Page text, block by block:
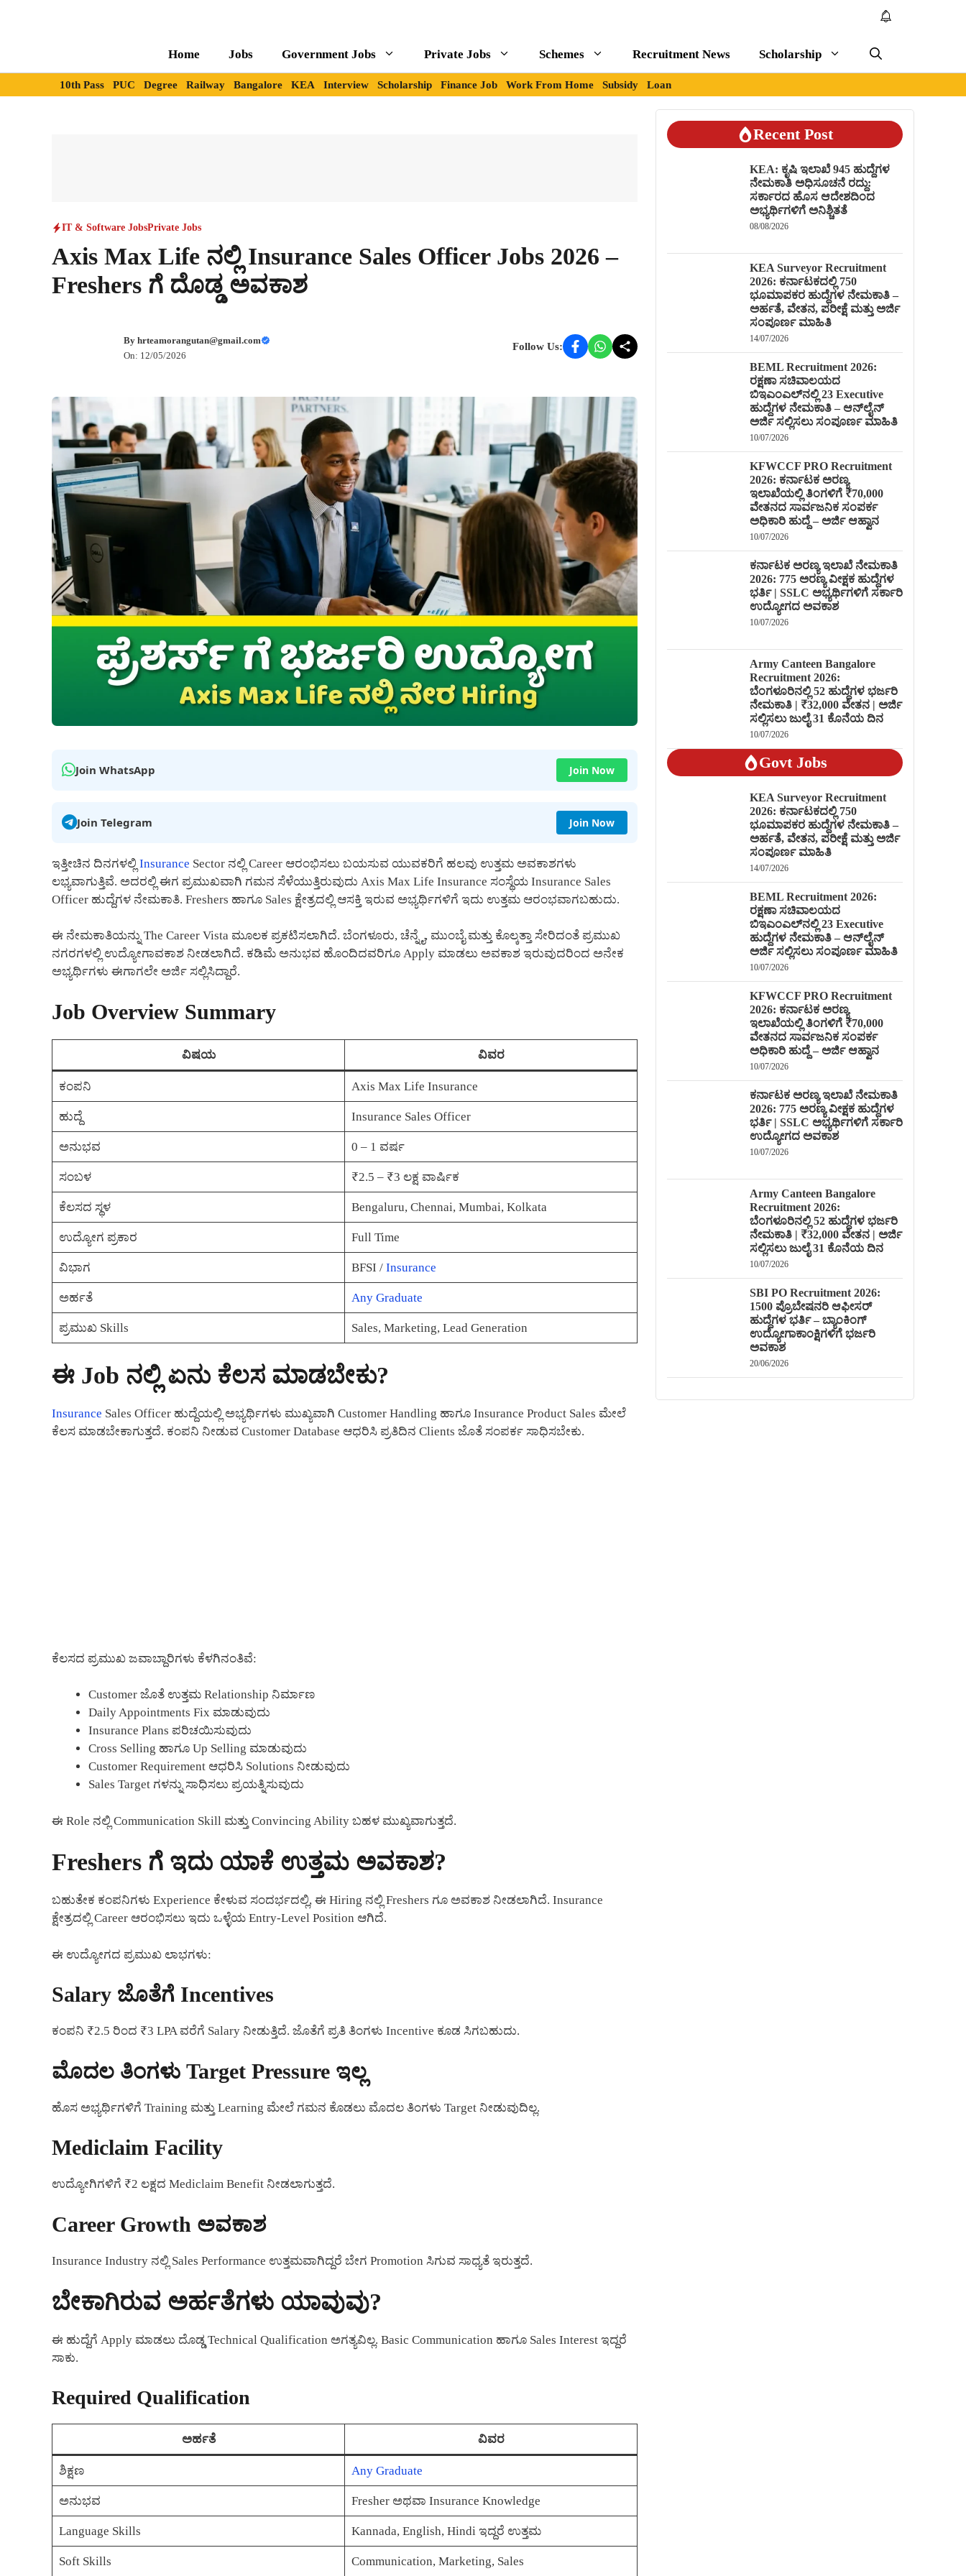
Home Jobs Government Jobs Private Jobs Schemes Recruitment News Scholarship
10th Pass PUC Degree Railway Bangalore KEA Interview Scholarship Finance Job Work From Home Subsidy Loan
IT & Software JobsPrivate Jobs
Axis Max Life ನಲ್ಲಿ Insurance Sales Officer Jobs 2026 –
Freshers ಗೆ ದೊಡ್ಡ ಅವಕಾಶ
By hrteamorangutan@gmail.com
On: 12/05/2026
Follow Us:
Join WhatsApp Join Now
Join Telegram Join Now
ಇತ್ತೀಚಿನ ದಿನಗಳಲ್ಲಿ Insurance Sector ನಲ್ಲಿ Career ಆರಂಭಿಸಲು ಬಯಸುವ ಯುವಕರಿಗೆ ಹಲವು ಉತ್ತಮ ಅವಕಾಶಗಳು
ಲಭ್ಯವಾಗುತ್ತಿವೆ. ಅದರಲ್ಲಿ ಈಗ ಪ್ರಮುಖವಾಗಿ ಗಮನ ಸೆಳೆಯುತ್ತಿರುವುದು Axis Max Life Insurance ಸಂಸ್ಥೆಯ Insurance Sales
Officer ಹುದ್ದೆಗಳ ನೇಮಕಾತಿ. Freshers ಹಾಗೂ Sales ಕ್ಷೇತ್ರದಲ್ಲಿ ಆಸಕ್ತಿ ಇರುವ ಅಭ್ಯರ್ಥಿಗಳಿಗೆ ಇದು ಉತ್ತಮ ಆರಂಭವಾಗಬಹುದು.
ಈ ನೇಮಕಾತಿಯನ್ನು The Career Vista ಮೂಲಕ ಪ್ರಕಟಿಸಲಾಗಿದೆ. ಬೆಂಗಳೂರು, ಚೆನ್ನೈ, ಮುಂಬೈ ಮತ್ತು ಕೊಲ್ಕತ್ತಾ ಸೇರಿದಂತೆ ಪ್ರಮುಖ
ನಗರಗಳಲ್ಲಿ ಉದ್ಯೋಗಾವಕಾಶ ನೀಡಲಾಗಿದೆ. ಕಡಿಮೆ ಅನುಭವ ಹೊಂದಿದವರಿಗೂ Apply ಮಾಡಲು ಅವಕಾಶ ಇರುವುದರಿಂದ ಅನೇಕ
ಅಭ್ಯರ್ಥಿಗಳು ಈಗಾಗಲೇ ಅರ್ಜಿ ಸಲ್ಲಿಸಿದ್ದಾರೆ.
Job Overview Summary
ವಿಷಯ ವಿವರ
ಕಂಪನಿ Axis Max Life Insurance
ಹುದ್ದೆ Insurance Sales Officer
ಅನುಭವ 0 – 1 ವರ್ಷ
ಸಂಬಳ ₹2.5 – ₹3 ಲಕ್ಷ ವಾರ್ಷಿಕ
ಕೆಲಸದ ಸ್ಥಳ Bengaluru, Chennai, Mumbai, Kolkata
ಉದ್ಯೋಗ ಪ್ರಕಾರ Full Time
ವಿಭಾಗ BFSI / Insurance
ಅರ್ಹತೆ Any Graduate
ಪ್ರಮುಖ Skills Sales, Marketing, Lead Generation
ಈ Job ನಲ್ಲಿ ಏನು ಕೆಲಸ ಮಾಡಬೇಕು?
Insurance Sales Officer ಹುದ್ದೆಯಲ್ಲಿ ಅಭ್ಯರ್ಥಿಗಳು ಮುಖ್ಯವಾಗಿ Customer Handling ಹಾಗೂ Insurance Product Sales ಮೇಲೆ
ಕೆಲಸ ಮಾಡಬೇಕಾಗುತ್ತದೆ. ಕಂಪನಿ ನೀಡುವ Customer Database ಆಧರಿಸಿ ಪ್ರತಿದಿನ Clients ಜೊತೆ ಸಂಪರ್ಕ ಸಾಧಿಸಬೇಕು.
ಕೆಲಸದ ಪ್ರಮುಖ ಜವಾಬ್ದಾರಿಗಳು ಕೆಳಗಿನಂತಿವೆ:
Customer ಜೊತೆ ಉತ್ತಮ Relationship ನಿರ್ಮಾಣ
Daily Appointments Fix ಮಾಡುವುದು
Insurance Plans ಪರಿಚಯಿಸುವುದು
Cross Selling ಹಾಗೂ Up Selling ಮಾಡುವುದು
Customer Requirement ಆಧರಿಸಿ Solutions ನೀಡುವುದು
Sales Target ಗಳನ್ನು ಸಾಧಿಸಲು ಪ್ರಯತ್ನಿಸುವುದು
ಈ Role ನಲ್ಲಿ Communication Skill ಮತ್ತು Convincing Ability ಬಹಳ ಮುಖ್ಯವಾಗುತ್ತದೆ.
Freshers ಗೆ ಇದು ಯಾಕೆ ಉತ್ತಮ ಅವಕಾಶ?
ಬಹುತೇಕ ಕಂಪನಿಗಳು Experience ಕೇಳುವ ಸಂದರ್ಭದಲ್ಲಿ, ಈ Hiring ನಲ್ಲಿ Freshers ಗೂ ಅವಕಾಶ ನೀಡಲಾಗಿದೆ. Insurance
ಕ್ಷೇತ್ರದಲ್ಲಿ Career ಆರಂಭಿಸಲು ಇದು ಒಳ್ಳೆಯ Entry-Level Position ಆಗಿದೆ.
ಈ ಉದ್ಯೋಗದ ಪ್ರಮುಖ ಲಾಭಗಳು:
Salary ಜೊತೆಗೆ Incentives
ಕಂಪನಿ ₹2.5 ರಿಂದ ₹3 LPA ವರೆಗೆ Salary ನೀಡುತ್ತಿದೆ. ಜೊತೆಗೆ ಪ್ರತಿ ತಿಂಗಳು Incentive ಕೂಡ ಸಿಗಬಹುದು.
ಮೊದಲ ತಿಂಗಳು Target Pressure ಇಲ್ಲ
ಹೊಸ ಅಭ್ಯರ್ಥಿಗಳಿಗೆ Training ಮತ್ತು Learning ಮೇಲೆ ಗಮನ ಕೊಡಲು ಮೊದಲ ತಿಂಗಳು Target ನೀಡುವುದಿಲ್ಲ.
Mediclaim Facility
ಉದ್ಯೋಗಿಗಳಿಗೆ ₹2 ಲಕ್ಷದ Mediclaim Benefit ನೀಡಲಾಗುತ್ತದೆ.
Career Growth ಅವಕಾಶ
Insurance Industry ನಲ್ಲಿ Sales Performance ಉತ್ತಮವಾಗಿದ್ದರೆ ಬೇಗ Promotion ಸಿಗುವ ಸಾಧ್ಯತೆ ಇರುತ್ತದೆ.
ಬೇಕಾಗಿರುವ ಅರ್ಹತೆಗಳು ಯಾವುವು?
ಈ ಹುದ್ದೆಗೆ Apply ಮಾಡಲು ದೊಡ್ಡ Technical Qualification ಅಗತ್ಯವಿಲ್ಲ. Basic Communication ಹಾಗೂ Sales Interest ಇದ್ದರೆ
ಸಾಕು.
Required Qualification
ಅರ್ಹತೆ ವಿವರ
ಶಿಕ್ಷಣ Any Graduate
ಅನುಭವ Fresher ಅಥವಾ Insurance Knowledge
Language Skills Kannada, English, Hindi ಇದ್ದರೆ ಉತ್ತಮ
Soft Skills Communication, Marketing, Sales
Recent Post
KEA: ಕೃಷಿ ಇಲಾಖೆ 945 ಹುದ್ದೆಗಳ
ನೇಮಕಾತಿ ಅಧಿಸೂಚನೆ ರದ್ದು:
ಸರ್ಕಾರದ ಹೊಸ ಆದೇಶದಿಂದ
ಅಭ್ಯರ್ಥಿಗಳಿಗೆ ಅನಿಶ್ಚಿತತೆ
08/08/2026
KEA Surveyor Recruitment
2026: ಕರ್ನಾಟಕದಲ್ಲಿ 750
ಭೂಮಾಪಕರ ಹುದ್ದೆಗಳ ನೇಮಕಾತಿ –
ಅರ್ಹತೆ, ವೇತನ, ಪರೀಕ್ಷೆ ಮತ್ತು ಅರ್ಜಿ
ಸಂಪೂರ್ಣ ಮಾಹಿತಿ
14/07/2026
BEML Recruitment 2026:
ರಕ್ಷಣಾ ಸಚಿವಾಲಯದ
ಬಿಇಎಂಎಲ್‌ನಲ್ಲಿ 23 Executive
ಹುದ್ದೆಗಳ ನೇಮಕಾತಿ – ಆನ್‌ಲೈನ್
ಅರ್ಜಿ ಸಲ್ಲಿಸಲು ಸಂಪೂರ್ಣ ಮಾಹಿತಿ
10/07/2026
KFWCCF PRO Recruitment
2026: ಕರ್ನಾಟಕ ಅರಣ್ಯ
ಇಲಾಖೆಯಲ್ಲಿ ತಿಂಗಳಿಗೆ ₹70,000
ವೇತನದ ಸಾರ್ವಜನಿಕ ಸಂಪರ್ಕ
ಅಧಿಕಾರಿ ಹುದ್ದೆ – ಅರ್ಜಿ ಆಹ್ವಾನ
10/07/2026
ಕರ್ನಾಟಕ ಅರಣ್ಯ ಇಲಾಖೆ ನೇಮಕಾತಿ
2026: 775 ಅರಣ್ಯ ವೀಕ್ಷಕ ಹುದ್ದೆಗಳ
ಭರ್ತಿ | SSLC ಅಭ್ಯರ್ಥಿಗಳಿಗೆ ಸರ್ಕಾರಿ
ಉದ್ಯೋಗದ ಅವಕಾಶ
10/07/2026
Army Canteen Bangalore
Recruitment 2026:
ಬೆಂಗಳೂರಿನಲ್ಲಿ 52 ಹುದ್ದೆಗಳ ಭರ್ಜರಿ
ನೇಮಕಾತಿ | ₹32,000 ವೇತನ | ಅರ್ಜಿ
ಸಲ್ಲಿಸಲು ಜುಲೈ 31 ಕೊನೆಯ ದಿನ
10/07/2026
Govt Jobs
KEA Surveyor Recruitment
2026: ಕರ್ನಾಟಕದಲ್ಲಿ 750
ಭೂಮಾಪಕರ ಹುದ್ದೆಗಳ ನೇಮಕಾತಿ –
ಅರ್ಹತೆ, ವೇತನ, ಪರೀಕ್ಷೆ ಮತ್ತು ಅರ್ಜಿ
ಸಂಪೂರ್ಣ ಮಾಹಿತಿ
14/07/2026
BEML Recruitment 2026:
ರಕ್ಷಣಾ ಸಚಿವಾಲಯದ
ಬಿಇಎಂಎಲ್‌ನಲ್ಲಿ 23 Executive
ಹುದ್ದೆಗಳ ನೇಮಕಾತಿ – ಆನ್‌ಲೈನ್
ಅರ್ಜಿ ಸಲ್ಲಿಸಲು ಸಂಪೂರ್ಣ ಮಾಹಿತಿ
10/07/2026
KFWCCF PRO Recruitment
2026: ಕರ್ನಾಟಕ ಅರಣ್ಯ
ಇಲಾಖೆಯಲ್ಲಿ ತಿಂಗಳಿಗೆ ₹70,000
ವೇತನದ ಸಾರ್ವಜನಿಕ ಸಂಪರ್ಕ
ಅಧಿಕಾರಿ ಹುದ್ದೆ – ಅರ್ಜಿ ಆಹ್ವಾನ
10/07/2026
ಕರ್ನಾಟಕ ಅರಣ್ಯ ಇಲಾಖೆ ನೇಮಕಾತಿ
2026: 775 ಅರಣ್ಯ ವೀಕ್ಷಕ ಹುದ್ದೆಗಳ
ಭರ್ತಿ | SSLC ಅಭ್ಯರ್ಥಿಗಳಿಗೆ ಸರ್ಕಾರಿ
ಉದ್ಯೋಗದ ಅವಕಾಶ
10/07/2026
Army Canteen Bangalore
Recruitment 2026:
ಬೆಂಗಳೂರಿನಲ್ಲಿ 52 ಹುದ್ದೆಗಳ ಭರ್ಜರಿ
ನೇಮಕಾತಿ | ₹32,000 ವೇತನ | ಅರ್ಜಿ
ಸಲ್ಲಿಸಲು ಜುಲೈ 31 ಕೊನೆಯ ದಿನ
10/07/2026
SBI PO Recruitment 2026:
1500 ಪ್ರೊಬೇಷನರಿ ಆಫೀಸರ್
ಹುದ್ದೆಗಳ ಭರ್ತಿ – ಬ್ಯಾಂಕಿಂಗ್
ಉದ್ಯೋಗಾಕಾಂಕ್ಷಿಗಳಿಗೆ ಭರ್ಜರಿ
ಅವಕಾಶ
20/06/2026